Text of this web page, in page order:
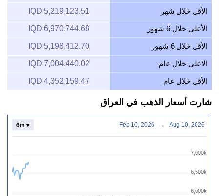
الأقل خلال شهر 5,219,123.51 IQD
الأعلى خلال 6 شهور 6,970,744.68 IQD
الأقل خلال 6 شهور 5,198,412.70 IQD
الاعلى خلال عام 7,004,440.02 IQD
الأقل خلال عام 4,352,159.47 IQD
شارت أسعار الذهب في العراق
6,000k
6,500k
7,000k
6m ▾ Feb 10, 2026 → Aug 10, 2026